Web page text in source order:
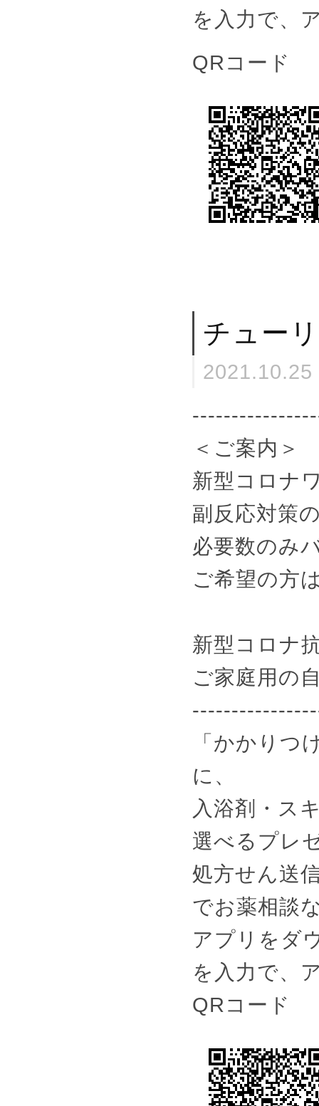
を入力で、
QRコード
チュー
＜ご案内＞
新型コロナ
副反応対策
必要数のみ
ご希望の方
新型コロナ
ご家庭用の
「かかりつ
に、
入浴剤・ス
選べるプレ
処方せん送
でお薬相談
アプリをダ
を入力で、
QRコード